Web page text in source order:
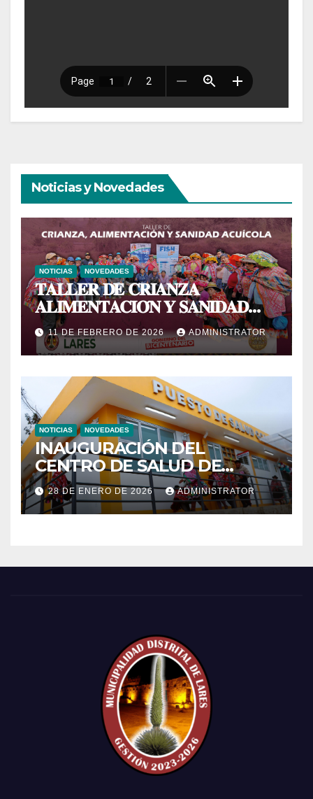
Noticias y Novedades
NOTICIAS NOVEDADES
𝐓𝐀𝐋𝐋𝐄𝐑 𝐃𝐄 𝐂𝐑𝐈𝐀𝐍𝐙𝐀
𝐀𝐋𝐈𝐌𝐄𝐍𝐓𝐀𝐂𝐈𝐎́𝐍 𝐘 𝐒𝐀𝐍𝐈𝐃𝐀𝐃
𝐀𝐂𝐔𝐈́𝐂𝐎𝐋𝐀
11 DE FEBRERO DE 2026 ADMINISTRATOR
NOTICIAS NOVEDADES
INAUGURACIÓN DEL
CENTRO DE SALUD DE
PRIMER NIVEL DEL CENTRO
POBLADO DE CCACHIN
28 DE ENERO DE 2026 ADMINISTRATOR